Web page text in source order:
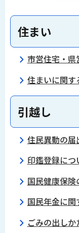
住まい
市営住宅・県
住まいに関す
引越し
住民異動の届
印鑑登録につ
国民健康保
国民年金に関
ごみの出しか